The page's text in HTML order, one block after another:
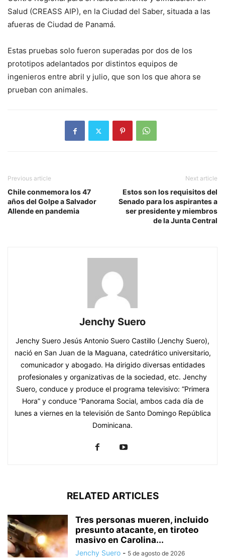
Salud (CREASS AIP), en la Ciudad del Saber, situada a las
afueras de Ciudad de Panamá.
Estas pruebas solo fueron superadas por dos de los
prototipos adelantados por distintos equipos de
ingenieros entre abril y julio, que son los que ahora se
prueban con animales.
Previous article
Chile conmemora los 47
años del Golpe a Salvador
Allende en pandemia
Next article
Estos son los requisitos del
Senado para los aspirantes a
ser presidente y miembros
de la Junta Central
Jenchy Suero
Jenchy Suero Jesús Antonio Suero Castillo (Jenchy Suero),
nació en San Juan de la Maguana, catedrático universitario,
comunicador y abogado. Ha dirigido diversas entidades
profesionales y organizativas de la sociedad, etc. Jenchy
Suero, conduce y produce el programa televisivo: “Primera
Hora” y conduce “Panorama Social, ambos cada día de
lunes a viernes en la televisión de Santo Domingo República
Dominicana.
RELATED ARTICLES
Tres personas mueren, incluido
presunto atacante, en tiroteo
masivo en Carolina...
Jenchy Suero - 5 de agosto de 2026